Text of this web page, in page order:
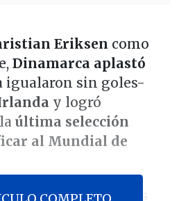
Eriksen como
Dinamarca aplastó
igualaron sin goles-
y logró
última selección
al Mundial de
bien para los